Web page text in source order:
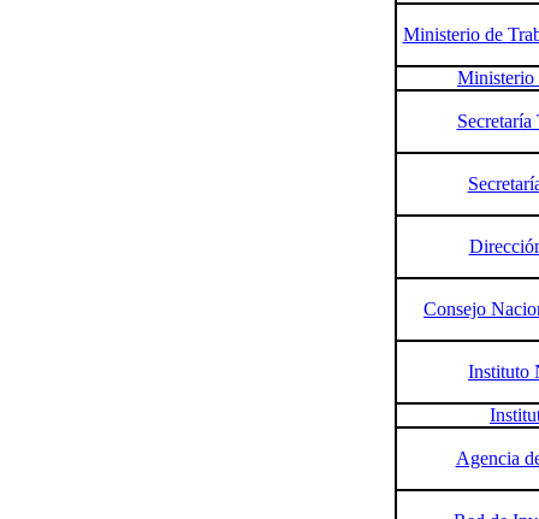
Ministerio de
Ministerio
Consejo
Instituto
Agencia